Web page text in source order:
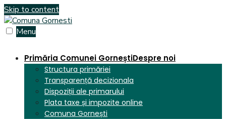
Skip to content
Menu
Primăria Comunei GorneștiDespre noi
Structura primăriei
Transparență decizionala
Dispoziții ale primarului
Plata taxe și impozite online
Comuna Gornești